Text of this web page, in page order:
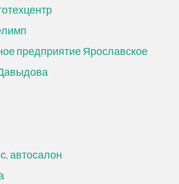
предприятие Ярославское
автосалон